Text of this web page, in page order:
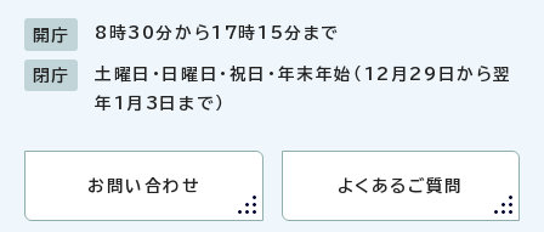
開庁 8時30分から17時15分まで
閉庁
土曜日・日曜日・祝日・年末年始（12月29日から翌
年1月3日まで）
お問い合わせ よくあるご質問